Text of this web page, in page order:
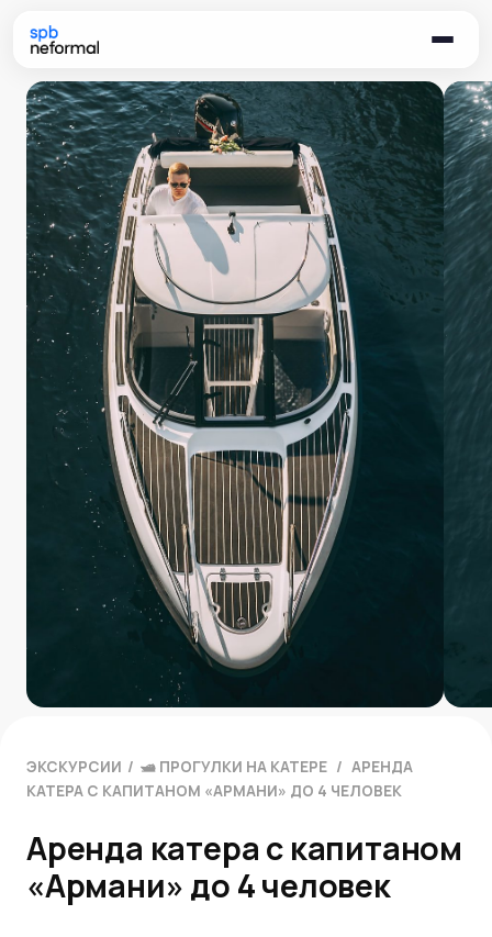
ЭКСКУРСИИ / 🛥 ПРОГУЛКИ НА КАТЕРЕ / АРЕНДА
КАТЕРА С КАПИТАНОМ «АРМАНИ» ДО 4 ЧЕЛОВЕК
Аренда катера с капитаном
«Армани» до 4 человек